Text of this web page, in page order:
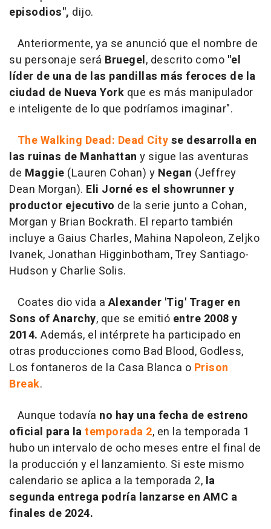
episodios", dijo.
Anteriormente, ya se anunció que el nombre de
su personaje será Bruegel, descrito como "el
líder de una de las pandillas más feroces de la
ciudad de Nueva York que es más manipulador
e inteligente de lo que podríamos imaginar".
The Walking Dead: Dead Cityse desarrolla en
las ruinas de Manhattan y sigue las aventuras
de Maggie (Lauren Cohan) y Negan (Jeffrey
Dean Morgan). Eli Jorné es el showrunner y
productor ejecutivo de la serie junto a Cohan,
Morgan y Brian Bockrath. El reparto también
incluye a Gaius Charles, Mahina Napoleon, Zeljko
Ivanek, Jonathan Higginbotham, Trey Santiago-
Hudson y Charlie Solis.
Coates dio vida a Alexander 'Tig' Trager en
Sons of Anarchy, que se emitió entre 2008 y
2014. Además, el intérprete ha participado en
otras producciones como Bad Blood, Godless,
Los fontaneros de la Casa Blanca o Prison
Break.
Aunque todavía no hay una fecha de estreno
oficial para latemporada 2, en la temporada 1
hubo un intervalo de ocho meses entre el final de
la producción y el lanzamiento. Si este mismo
calendario se aplica a la temporada 2, la
segunda entrega podría lanzarse en AMC a
finales de 2024.